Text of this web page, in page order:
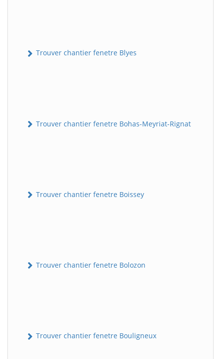
Trouver chantier fenetre Blyes
Trouver chantier fenetre Bohas-Meyriat-Rignat
Trouver chantier fenetre Boissey
Trouver chantier fenetre Bolozon
Trouver chantier fenetre Bouligneux